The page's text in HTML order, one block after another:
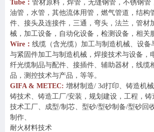
Tube： 管材原料 ，焊管，无缝钢管， 不锈钢管
油管 ，水管，其他流体用管 ，燃气管道， 结构
件、接头及连接件 ，三通，弯头，法兰， 管材
械， 加工设备 ， 自动化设备 ， 检测设备，相关
Wire： 线缆（含光缆）加工与制造机械、设备
与紧固件加工与制造机械，焊接技术与设备，
纤光缆制品与配件、接插件、辅助器材，线缆
品，测控技术与产品，等等。
GIFA & METEC: 增材制造/ 3d打印、 铸造机械
铸技术、 铸造工厂/安装，规划建设，工程 ， 铸
技术工厂、 成型/制芯、 型砂/型砂制备/型砂回
制作、
耐火材料技术